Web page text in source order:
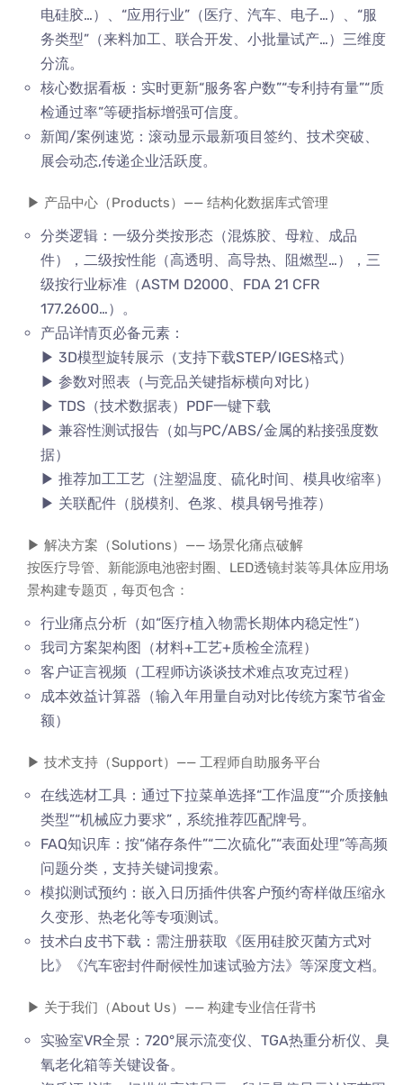
电硅胶…）、“应用行业”（医疗、汽车、电子…）、“服
务类型”（来料加工、联合开发、小批量试产…）三维度
分流。
核心数据看板：实时更新“服务客户数”“专利持有量”“质
检通过率”等硬指标增强可信度。
新闻/案例速览：滚动显示最新项目签约、技术突破、
展会动态,传递企业活跃度。
▶ 产品中心（Products）—— 结构化数据库式管理
分类逻辑：一级分类按形态（混炼胶、母粒、成品
件），二级按性能（高透明、高导热、阻燃型…），三
级按行业标准（ASTM D2000、FDA 21 CFR
177.2600…）。
产品详情页必备元素：
▶ 3D模型旋转展示（支持下载STEP/IGES格式）
▶ 参数对照表（与竞品关键指标横向对比）
▶ TDS（技术数据表）PDF一键下载
▶ 兼容性测试报告（如与PC/ABS/金属的粘接强度数
据）
▶ 推荐加工工艺（注塑温度、硫化时间、模具收缩率）
▶ 关联配件（脱模剂、色浆、模具钢号推荐）
▶ 解决方案（Solutions）—— 场景化痛点破解
按医疗导管、新能源电池密封圈、LED透镜封装等具体应用场
景构建专题页，每页包含：
行业痛点分析（如“医疗植入物需长期体内稳定性”）
我司方案架构图（材料+工艺+质检全流程）
客户证言视频（工程师访谈谈技术难点攻克过程）
成本效益计算器（输入年用量自动对比传统方案节省金
额）
▶ 技术支持（Support）—— 工程师自助服务平台
在线选材工具：通过下拉菜单选择“工作温度”“介质接触
类型”“机械应力要求”，系统推荐匹配牌号。
FAQ知识库：按“储存条件”“二次硫化”“表面处理”等高频
问题分类，支持关键词搜索。
模拟测试预约：嵌入日历插件供客户预约寄样做压缩永
久变形、热老化等专项测试。
技术白皮书下载：需注册获取《医用硅胶灭菌方式对
比》《汽车密封件耐候性加速试验方法》等深度文档。
▶ 关于我们（About Us）—— 构建专业信任背书
实验室VR全景：720°展示流变仪、TGA热重分析仪、臭
氧老化箱等关键设备。